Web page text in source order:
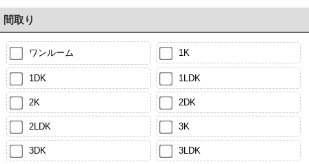
間取り
ワンルーム 1K
1DK 1LDK
2K 2DK
2LDK 3K
3DK 3LDK